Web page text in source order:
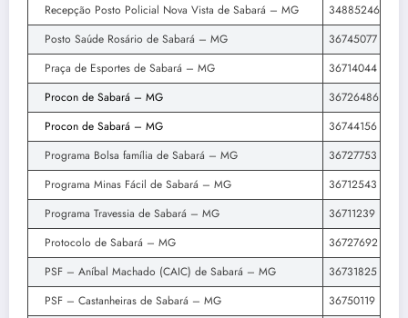
Recepção Posto Policial Nova Vista de Sabará – MG
34885246
Posto Saúde Rosário de Sabará – MG
36745077
Praça de Esportes de Sabará – MG
36714044
Procon de Sabará – MG
36726486
Procon de Sabará – MG
36744156
Programa Bolsa família de Sabará – MG
36727753
Programa Minas Fácil de Sabará – MG
36712543
Programa Travessia de Sabará – MG
36711239
Protocolo de Sabará – MG
36727692
PSF – Aníbal Machado (CAIC) de Sabará – MG
36731825
PSF – Castanheiras de Sabará – MG
36750119